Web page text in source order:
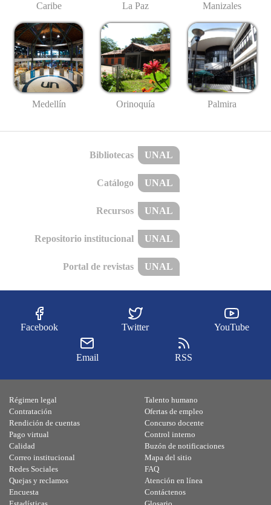
Caribe La Paz Manizales
Medellín Orinoquía Palmira
Bibliotecas UNAL
Catálogo UNAL
Recursos UNAL
Repositorio institucional UNAL
Portal de revistas UNAL
Facebook Twitter YouTube
Email RSS
Régimen legal
Contratación
Rendición de cuentas
Pago virtual
Calidad
Talento humano
Ofertas de empleo
Concurso docente
Control interno
Buzón de notificaciones
Correo institucional
Redes Sociales
Quejas y reclamos
Encuesta
Mapa del sitio
FAQ
Atención en línea
Contáctenos